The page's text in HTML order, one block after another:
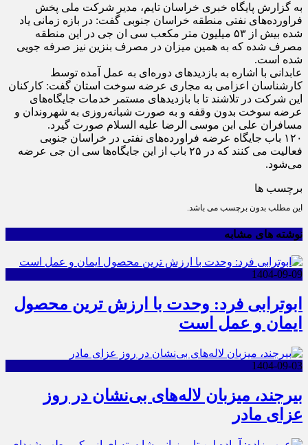
به گزارش پایگاه خبری خراسان تایم، مدیر شرکت ملی پخش
فراورده‌های نفتی منطقه خراسان جنوبی گفت: در بازه زمانی یاد
شده بیش از ۵۳ میلیون متر مکعب سی ان جی در این منطقه
مصرف شده که به همین میزان در مصرف بنزین نیز صرفه جویی
شده است.
عابدانی با اشاره به بازدید‌های دوره‌ای به عمل آمده توسط
کارشناسان اعزامی به مجاری عرضه سوخت استان گفت: کارکنان
این شرکت در تلاشند تا با بازدید‌های مستمر خدمات جایگاه‌های
عرضه سوخت بدون وقفه و به صورت شبانه‌روزی به شهروندان و
مسافران علی ابن موسى الرضا علیه السلام صورت گیرد.
۱۲۰ باب جایگاه عرضه فراورده‌های نفتی در خراسان جنوبی
فعالیت می کنند که در ۲۵ باب از این جایگاه‌ها سی ان جی عرضه
می‌شود.
برچسب ها
این مطلب بدون برچسب می باشد.
نوشته های مشابه
1404-09-09
ابوترابی فرد: وحدت با ارزش ترین محصول
ایمان و عمل است
1404-09-03
بیرجند، میزبان لاله‌های بی‌نشان در روز
عزای مادر